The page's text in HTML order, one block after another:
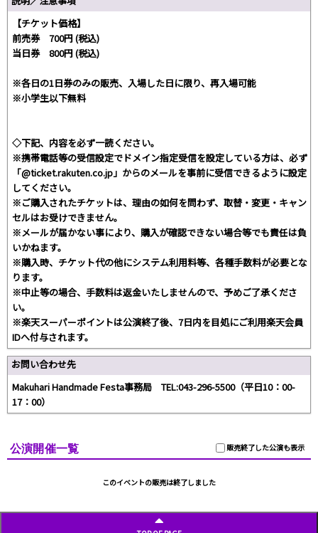
【チケット価格】
前売券 700円 (税込)
当日券 800円 (税込)
※各日の1日券のみの販売、入場した日に限り、再入場可能
※小学生以下無料
◇下記、内容を必ず一読ください。
※携帯電話等の受信設定でドメイン指定受信を設定している方は、必ず
「@ticket.rakuten.co.jp」からのメールを事前に受信できるように設定
してください。
※ご購入されたチケットは、理由の如何を問わず、取替・変更・キャン
セルはお受けできません。
※メールが届かない事により、購入が確認できない場合等でも責任は負
いかねます。
※購入時、チケット代の他にシステム利用料等、各種手数料が必要とな
ります。
※中止等の場合、手数料は返金いたしませんので、予めご了承くださ
い。
※楽天スーパーポイントは公演終了後、7日内を目処にご利用楽天会員
IDへ付与されます。
お問い合わせ先
Makuhari Handmade Festa事務局 TEL:043-296-5500（平日10：00-
17：00）
販売終了した公演も表示
公演開催一覧
このイベントの販売は終了しました